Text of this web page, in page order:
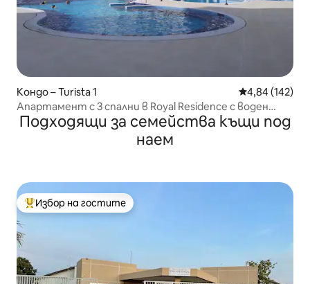
Кондо – Turista 1 Средна
4,84 (142)
Апартамент с 3 спални в Royal Residence с воден
парк
Подходящи за семейства къщи под
наем
Най-популярен избор на гостите
Избор на гостите